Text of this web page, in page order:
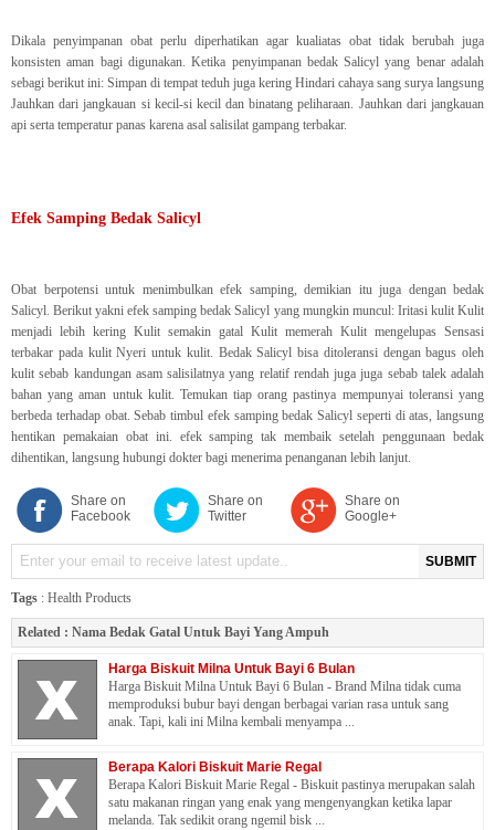
Dikala penyimpanan obat perlu diperhatikan agar kualiatas obat tidak berubah juga
konsisten aman bagi digunakan. Ketika penyimpanan bedak Salicyl yang benar adalah
sebagi berikut ini: Simpan di tempat teduh juga kering Hindari cahaya sang surya langsung
Jauhkan dari jangkauan si kecil-si kecil dan binatang peliharaan. Jauhkan dari jangkauan
api serta temperatur panas karena asal salisilat gampang terbakar.
Efek Samping Bedak Salicyl
Obat berpotensi untuk menimbulkan efek samping, demikian itu juga dengan bedak
Salicyl. Berikut yakni efek samping bedak Salicyl yang mungkin muncul: Iritasi kulit Kulit
menjadi lebih kering Kulit semakin gatal Kulit memerah Kulit mengelupas Sensasi
terbakar pada kulit Nyeri untuk kulit. Bedak Salicyl bisa ditoleransi dengan bagus oleh
kulit sebab kandungan asam salisilatnya yang relatif rendah juga juga sebab talek adalah
bahan yang aman untuk kulit. Temukan tiap orang pastinya mempunyai toleransi yang
berbeda terhadap obat. Sebab timbul efek samping bedak Salicyl seperti di atas, langsung
hentikan pemakaian obat ini. efek samping tak membaik setelah penggunaan bedak
dihentikan, langsung hubungi dokter bagi menerima penanganan lebih lanjut.
Share on
Facebook
Share on
Twitter
Share on
Google+
SUBMIT
Tags : Health Products
Related : Nama Bedak Gatal Untuk Bayi Yang Ampuh
Harga Biskuit Milna Untuk Bayi 6 Bulan
Harga Biskuit Milna Untuk Bayi 6 Bulan - Brand Milna tidak cuma
memproduksi bubur bayi dengan berbagai varian rasa untuk sang
anak. Tapi, kali ini Milna kembali menyampa ...
Berapa Kalori Biskuit Marie Regal
Berapa Kalori Biskuit Marie Regal - Biskuit pastinya merupakan salah
satu makanan ringan yang enak yang mengenyangkan ketika lapar
melanda. Tak sedikit orang ngemil bisk ...